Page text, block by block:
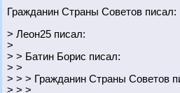
Гражданин Страны Советов писал:
> Леон25 писал:
>
> > Батин Борис писал:
> >
> > > Гражданин Страны Советов
> > >